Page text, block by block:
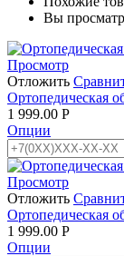
Вы
Просмотр
Отложить
Ортопедическая
1 999.00 Р
Опции
Просмотр
Отложить
Ортопедическая
1 999.00 Р
Опции